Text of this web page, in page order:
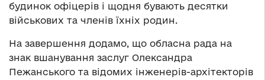
будинок офіцерів і щодня бувають десятки
військових та членів їхніх родин.
На завершення додамо, що обласна рада на
знак вшанування заслуг Олександра
Пежанського та відомих інженерів-архітекторів